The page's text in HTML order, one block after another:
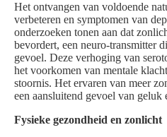
Het ontvangen van voldoende
verbeteren en symptomen van
onderzoeken tonen aan dat
bevordert, een neuro-transmitter
gevoel. Deze verhoging van
het voorkomen van mentale
stoornis. Het ervaren van meer
een aansluitend gevoel van geluk
Fysieke gezondheid en zonlicht